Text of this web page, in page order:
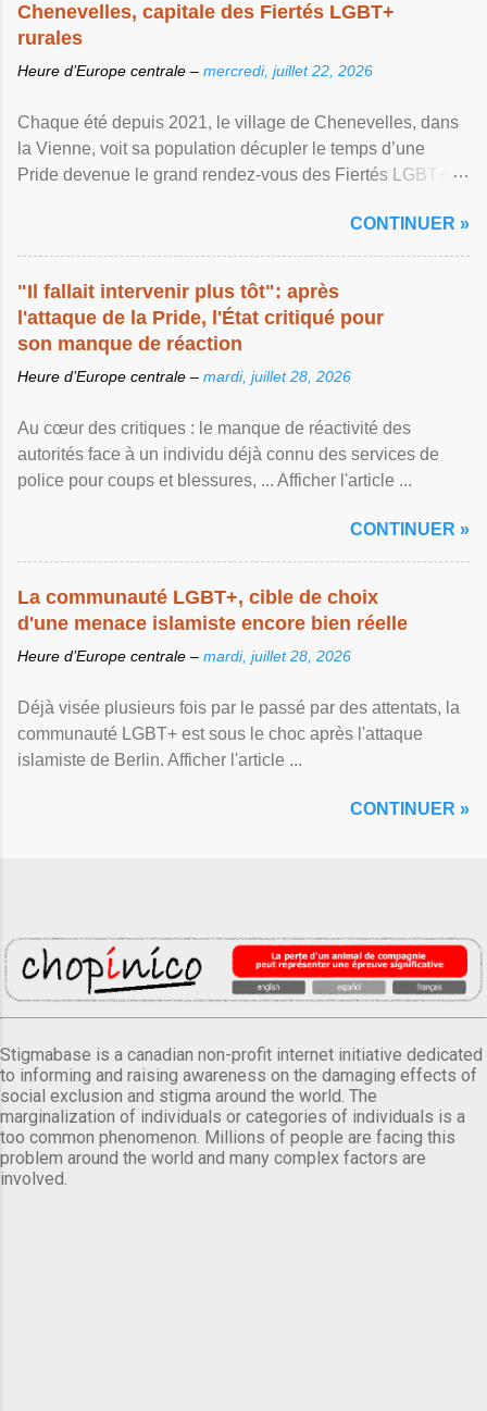
Chenevelles, capitale des Fiertés LGBT+
rurales
Heure d’Europe centrale – mercredi, juillet 22, 2026
Chaque été depuis 2021, le village de Chenevelles, dans
la Vienne, voit sa population décupler le temps d’une
Pride devenue le grand rendez-vous des Fiertés LGBT+
CONTINUER »
"Il fallait intervenir plus tôt": après
l'attaque de la Pride, l'État critiqué pour
son manque de réaction
Heure d’Europe centrale – mardi, juillet 28, 2026
Au cœur des critiques : le manque de réactivité des
autorités face à un individu déjà connu des services de
police pour coups et blessures, ... Afficher l'article ...
CONTINUER »
La communauté LGBT+, cible de choix
d'une menace islamiste encore bien réelle
Heure d’Europe centrale – mardi, juillet 28, 2026
Déjà visée plusieurs fois par le passé par des attentats, la
communauté LGBT+ est sous le choc après l'attaque
islamiste de Berlin. Afficher l'article ...
CONTINUER »
Stigmabase is a canadian non-profit internet initiative dedicated
to informing and raising awareness on the damaging effects of
social exclusion and stigma around the world. The
marginalization of individuals or categories of individuals is a
too common phenomenon. Millions of people are facing this
problem around the world and many complex factors are
involved.